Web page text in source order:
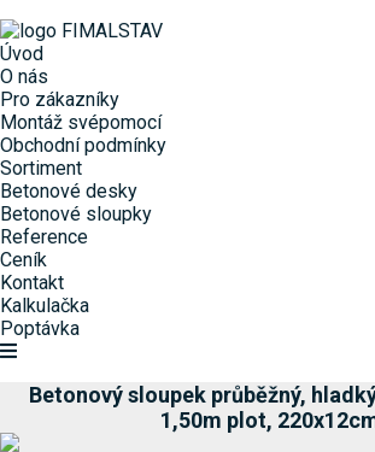
Úvod
O nás
Pro zákazníky
Montáž svépomocí
Obchodní podmínky
Sortiment
Betonové desky
Betonové sloupky
Reference
Ceník
Kontakt
Kalkulačka
Poptávka
Betonový sloupek průběžný,
1,50m plot,